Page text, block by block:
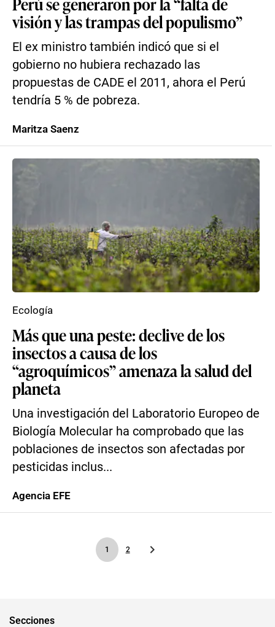
visión y las trampas del populismo”
El ex ministro también indicó que si el
gobierno no hubiera rechazado las
propuestas de CADE el 2011, ahora el Perú
tendría 5 % de pobreza.
Maritza Saenz
Más que una peste: declive de los
insectos a causa de los
“agroquímicos” amenaza la salud del
planeta
Una investigación del Laboratorio Europeo de
Biología Molecular ha comprobado que las
poblaciones de insectos son afectadas por
pesticidas inclus...
Ecología
Agencia EFE
1 2
Secciones